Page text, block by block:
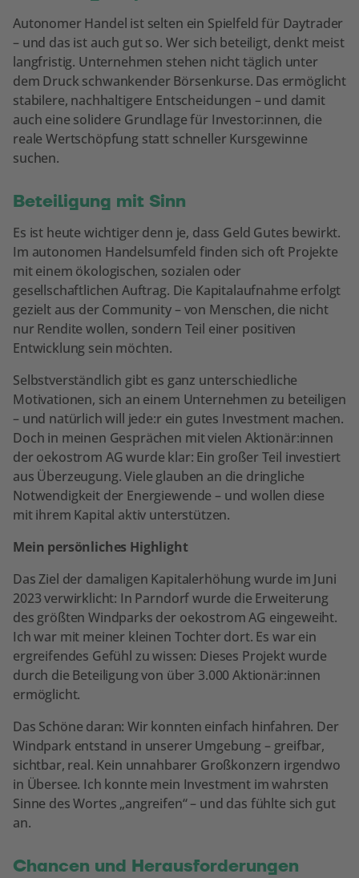
Autonomer Handel ist selten ein Spielfeld für Daytrader
– und das ist auch gut so. Wer sich beteiligt, denkt meist
langfristig. Unternehmen stehen nicht täglich unter
dem Druck schwankender Börsenkurse. Das ermöglicht
stabilere, nachhaltigere Entscheidungen – und damit
auch eine solidere Grundlage für Investor:innen, die
reale Wertschöpfung statt schneller Kursgewinne
suchen.
Beteiligung mit Sinn
Es ist heute wichtiger denn je, dass Geld Gutes bewirkt.
Im autonomen Handelsumfeld finden sich oft Projekte
mit einem ökologischen, sozialen oder
gesellschaftlichen Auftrag. Die Kapitalaufnahme erfolgt
gezielt aus der Community – von Menschen, die nicht
nur Rendite wollen, sondern Teil einer positiven
Entwicklung sein möchten.
Selbstverständlich gibt es ganz unterschiedliche
Motivationen, sich an einem Unternehmen zu beteiligen
– und natürlich will jede:r ein gutes Investment machen.
Doch in meinen Gesprächen mit vielen Aktionär:innen
der oekostrom AG wurde klar: Ein großer Teil investiert
aus Überzeugung. Viele glauben an die dringliche
Notwendigkeit der Energiewende – und wollen diese
mit ihrem Kapital aktiv unterstützen.
Mein persönliches Highlight
Das Ziel der damaligen Kapitalerhöhung wurde im Juni
2023 verwirklicht: In Parndorf wurde die Erweiterung
des größten Windparks der oekostrom AG eingeweiht.
Ich war mit meiner kleinen Tochter dort. Es war ein
ergreifendes Gefühl zu wissen: Dieses Projekt wurde
durch die Beteiligung von über 3.000 Aktionär:innen
ermöglicht.
Das Schöne daran: Wir konnten einfach hinfahren. Der
Windpark entstand in unserer Umgebung – greifbar,
sichtbar, real. Kein unnahbarer Großkonzern irgendwo
in Übersee. Ich konnte mein Investment im wahrsten
Sinne des Wortes „angreifen“ – und das fühlte sich gut
an.
Chancen und Herausforderungen